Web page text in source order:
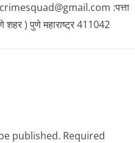
:पत्ता
शहर ) पुणे महाराष्ट्र 411042
published. Required